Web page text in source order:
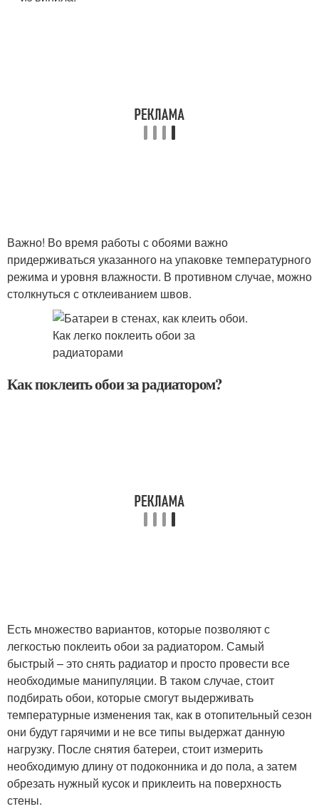
Важно! Во время работы с обоями важно
придерживаться указанного на упаковке температурного
режима и уровня влажности. В противном случае, можно
столкнуться с отклеиванием швов.
Как поклеить обои за радиатором?
Есть множество вариантов, которые позволяют с
легкостью поклеить обои за радиатором. Самый
быстрый – это снять радиатор и просто провести все
необходимые манипуляции. В таком случае, стоит
подбирать обои, которые смогут выдерживать
температурные изменения так, как в отопительный сезон
они будут гарячими и не все типы выдержат данную
нагрузку. После снятия батереи, стоит измерить
необходимую длину от подоконника и до пола, а затем
обрезать нужный кусок и приклеить на поверхность
стены.